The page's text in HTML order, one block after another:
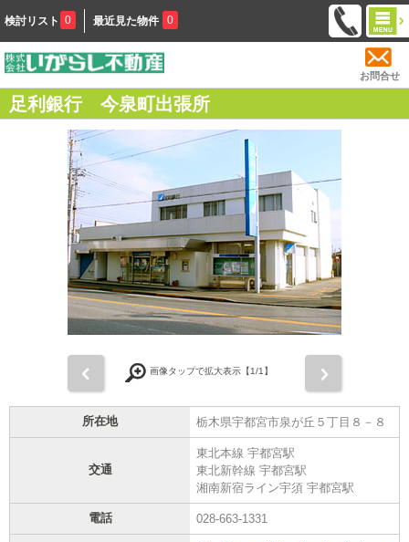
検討リスト 0 最近見た物件 0
お問合せ
足利銀行 今泉町出張所
画像タップで拡大表示【1/1】
所在地 栃木県宇都宮市泉が丘５丁目８－８
交通
東北本線 宇都宮駅
東北新幹線 宇都宮駅
湘南新宿ライン宇須 宇都宮駅
電話 028-663-1331